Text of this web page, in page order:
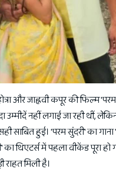
और जाह्नवी कपूर की फिल्म
नहीं लगाई जा रही थीं,
साबित हुई। 'परम सुंदरी' का
का थिएटर्स में पहला वीकेंड पूरा
राहत मिली है।